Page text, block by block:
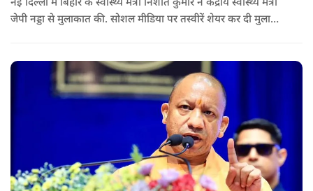
नई दिल्ली में बिहार के स्वास्थ्य मंत्री निशांत कुमार ने केंद्रीय स्वास्थ्य मंत्री
जेपी नड्डा से मुलाकात की. सोशल मीडिया पर तस्वीरें शेयर कर दी मुलाकात